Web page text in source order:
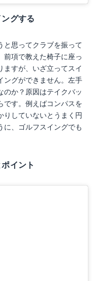
グする
と思ってクラブを振って
前項で教えた椅子に座っ
ますが、いざ立ってスイ
ングができません。左手
のか？原因はテイクバッ
です。例えばコンパスを
りしていないとうまく円
に、ゴルフスイングでも
イント